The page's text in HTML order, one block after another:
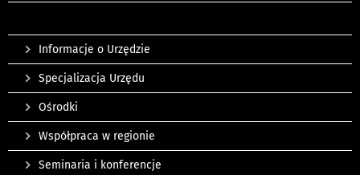
Informacje o Urzędzie
Specjalizacja Urzędu
Ośrodki
Współpraca w regionie
Seminaria i konferencje